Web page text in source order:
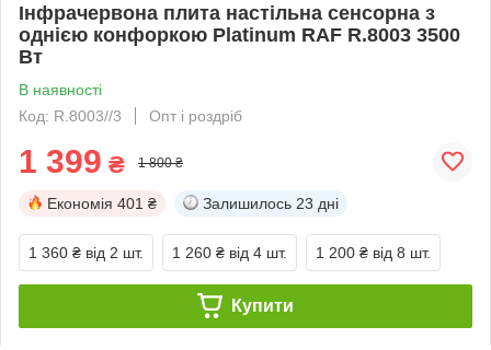
Інфрачервона плита настільна сенсорна з
однією конфоркою Platinum RAF R.8003 3500
Вт
В наявності
Код: R.8003//3
Опт і роздріб
1 399 ₴ 1 800 ₴
Економія 401 ₴ Залишилось 23 дні
1 360 ₴ від 2 шт. 1 260 ₴ від 4 шт. 1 200 ₴ від 8 шт.
Купити